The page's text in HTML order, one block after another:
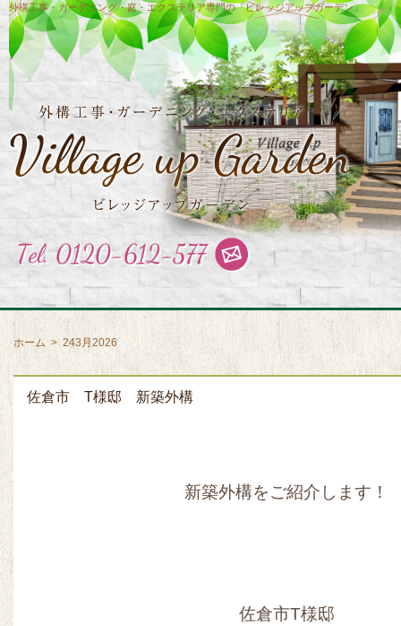
外構工事・ガーデニング・庭・エクステリア専門の「ビレッジアップガーデン」
ホーム > 243月2026
佐倉市 T様邸 新築外構
新築外構をご紹介します！
佐倉市T様邸